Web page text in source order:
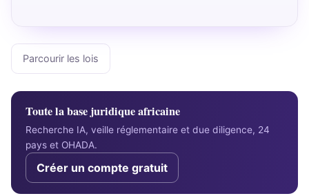
Parcourir les lois
Toute la base juridique africaine
Recherche IA, veille réglementaire et due diligence, 24
pays et OHADA.
Créer un compte gratuit